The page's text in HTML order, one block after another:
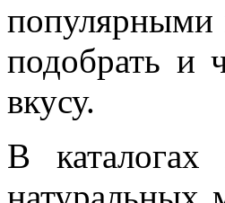
популярными
подобрать и
вкусу.
В